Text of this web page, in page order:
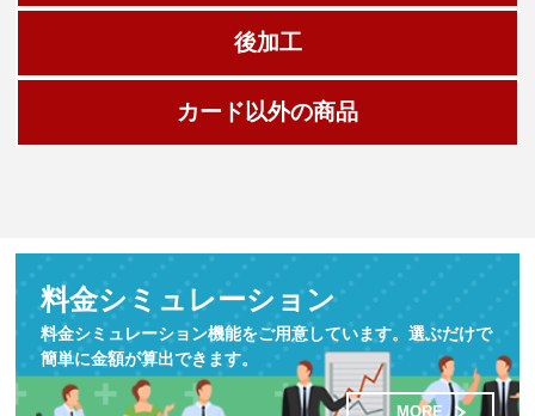
後加工
カード以外の商品
料金シミュレーション
料金シミュレーション機能をご用意しています。選ぶだけで
簡単に金額が算出できます。
MORE